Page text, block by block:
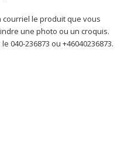
le produit que vous
une photo ou un croquis.
040-236873 ou +46040236873.